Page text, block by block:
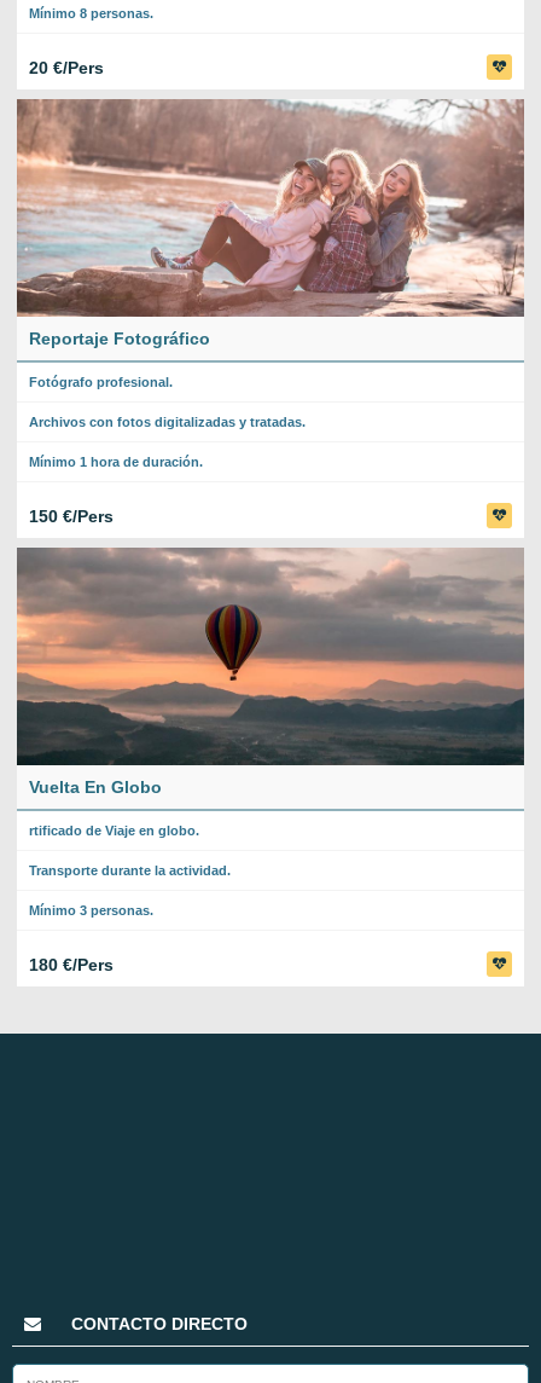
Mínimo 8 personas.
20 €/Pers
Reportaje Fotográfico
Fotógrafo profesional.
Archivos con fotos digitalizadas y tratadas.
Mínimo 1 hora de duración.
150 €/Pers
Vuelta En Globo
rtificado de Viaje en globo.
Transporte durante la actividad.
Mínimo 3 personas.
180 €/Pers
CONTACTO DIRECTO